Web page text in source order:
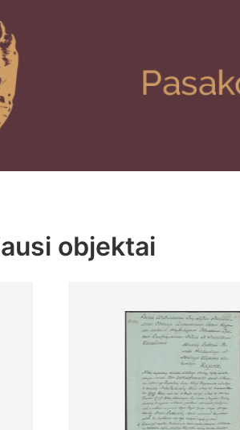
objektai